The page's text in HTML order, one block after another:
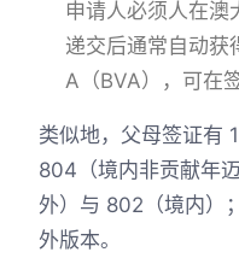
申请人必须人在澳
递交后通常自动
A（BVA），可在
类似地，父母签证有
804（境内非贡献年
外）与 802（境内）
外版本。